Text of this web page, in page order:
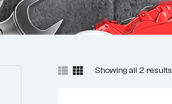
Showing all 2 results